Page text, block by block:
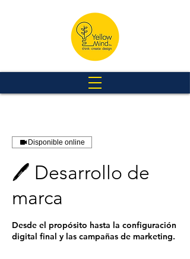
Disponible online
🖊️ Desarrollo de
marca
Desde el propósito hasta la configuración
digital final y las campañas de marketing.